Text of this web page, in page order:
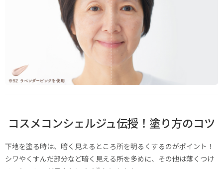
コスメコンシェルジュ伝授！塗り方のコツ
下地を塗る時は、暗く見えるところ所を明るくするのがポイント！
シワやくすんだ部分など暗く見える所を多めに、その他は薄くつけ